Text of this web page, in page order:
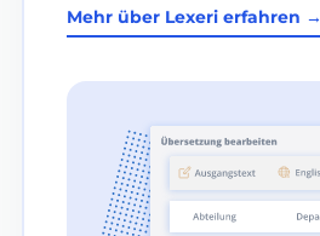
Mehr über Lexeri erfahren →